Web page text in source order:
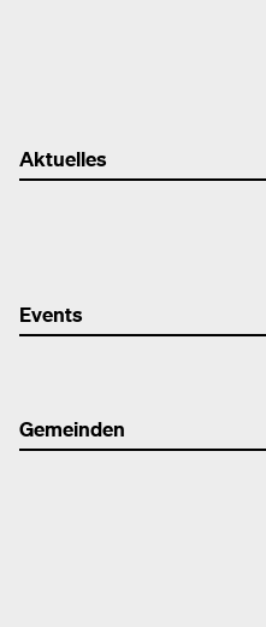
Aktuelles
Events
Gemeinden